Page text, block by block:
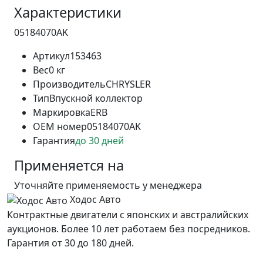
Характеристики
05184070AK
Артикул153463
Вес0 кг
ПроизводительCHRYSLER
ТипВпускной коллектор
МаркировкаERB
OEM номер05184070AK
Гарантиядо 30 дней
Применяется на
Уточняйте применяемость у менеджера
Ходос Авто
Контрактные двигатели с японских и австралийских
аукционов. Более 10 лет работаем без посредников.
Гарантия от 30 до 180 дней.